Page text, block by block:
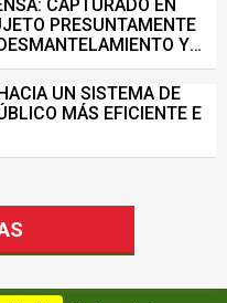
CAPTURADO EN
PRESUNTAMENTE
Y
INFRAESTRUCTURA DEL
MASIVO
UN SISTEMA DE
MÁS EFICIENTE E